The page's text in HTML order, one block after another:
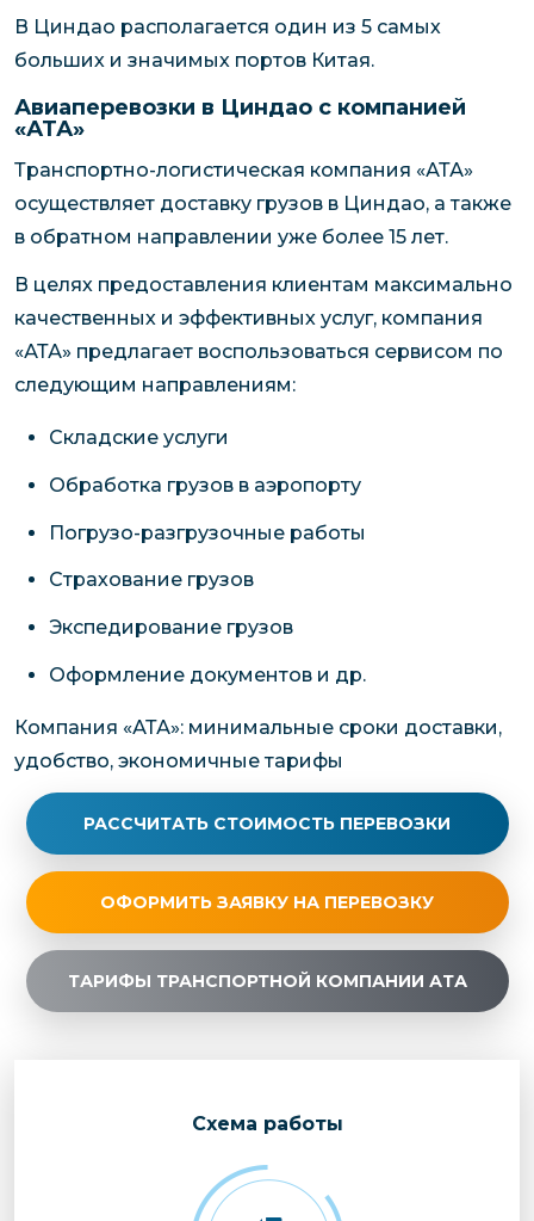
В Циндао располагается один из 5 самых
больших и значимых портов Китая.
Авиаперевозки в Циндао с компанией
«АТА»
Транспортно-логистическая компания «АТА»
осуществляет доставку грузов в Циндао, а также
в обратном направлении уже более 15 лет.
В целях предоставления клиентам максимально
качественных и эффективных услуг, компания
«АТА» предлагает воспользоваться сервисом по
следующим направлениям:
Складские услуги
Обработка грузов в аэропорту
Погрузо-разгрузочные работы
Страхование грузов
Экспедирование грузов
Оформление документов и др.
Компания «АТА»: минимальные сроки доставки,
удобство, экономичные тарифы
РАССЧИТАТЬ СТОИМОСТЬ ПЕРЕВОЗКИ
ОФОРМИТЬ ЗАЯВКУ НА ПЕРЕВОЗКУ
ТАРИФЫ ТРАНСПОРТНОЙ КОМПАНИИ АТА
Cхема работы